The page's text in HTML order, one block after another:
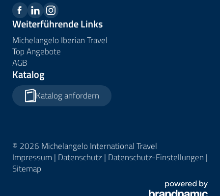
Weiterführende Links
Michelangelo Iberian Travel
Top Angebote
AGB
Katalog
Katalog anfordern
© 2026 Michelangelo International Travel
Impressum | Datenschutz | Datenschutz-Einstellungen |
Sitemap